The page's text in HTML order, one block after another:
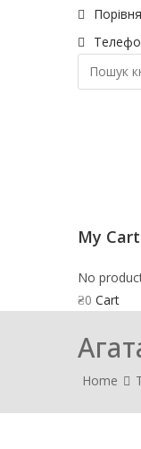
My Cart
No
₴0 Cart
Home